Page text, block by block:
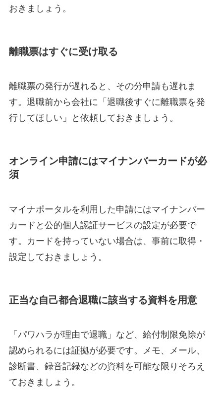
おきましょう。
離職票はすぐに受け取る
離職票の発行が遅れると、その分申請も遅れま
す。退職前から会社に「退職後すぐに離職票を発
行してほしい」と依頼しておきましょう。
オンライン申請にはマイナンバーカードが必
須
マイナポータルを利用した申請にはマイナンバー
カードと公的個人認証サービスの設定が必要で
す。カードを持っていない場合は、事前に取得・
設定しておきましょう。
正当な自己都合退職に該当する資料を用意
「パワハラが理由で退職」など、給付制限免除が
認められるには証拠が必要です。メモ、メール、
診断書、録音記録などの資料を可能な限りそろえ
ておきましょう。